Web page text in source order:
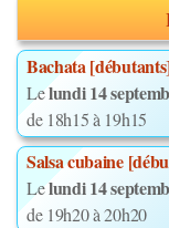
Bachata
Lelundi 14
de 18h15 à 19h15
Salsa cubaine
Lelundi 14
de 19h20 à 20h20